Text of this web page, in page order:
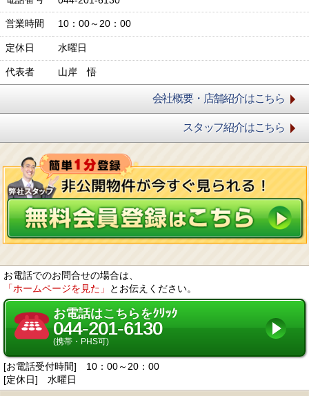
営業時間 10：00～20：00
定休日 水曜日
代表者 山岸 悟
会社概要・店舗紹介はこちら
スタッフ紹介はこちら
お電話でのお問合せの場合は、
「ホームページを見た」
とお伝えください。
お電話はこちらをｸﾘｯｸ
044-201-6130
(携帯・PHS可)
[お電話受付時間] 10：00～20：00
[定休日] 水曜日